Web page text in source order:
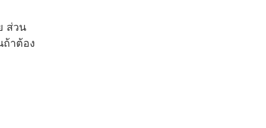
ส่วน
าต้อง